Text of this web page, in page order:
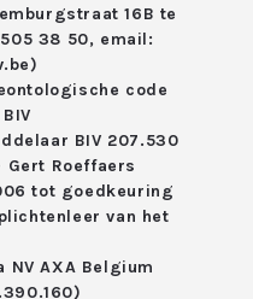
16B te
38 50, email:
code
BIV
BIV 207.530
Roeffaers
tot goedkeuring
plichtenleer van het
AXA Belgium